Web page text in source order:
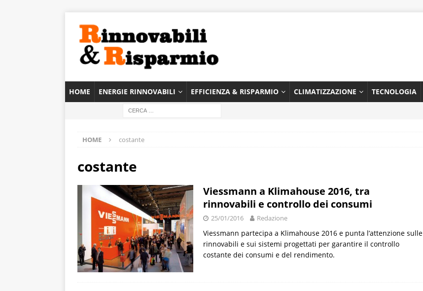
HOME ENERGIE RINNOVABILI EFFICIENZA & RISPARMIO CLIMATIZZAZIONE TECNOLOGIA
HOME costante
costante
Viessmann a Klimahouse 2016, tra
rinnovabili e controllo dei consumi
25/01/2016 Redazione
Viessmann partecipa a Klimahouse 2016 e punta l’attenzione sulle
rinnovabili e sui sistemi progettati per garantire il controllo
costante dei consumi e del rendimento.